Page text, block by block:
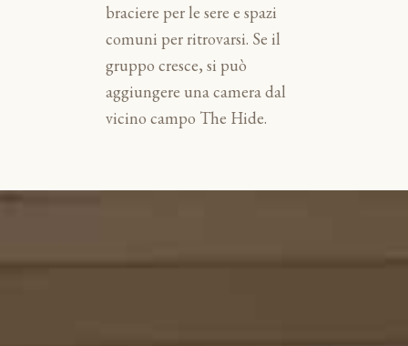
braciere per le sere e spazi
comuni per ritrovarsi. Se il
gruppo cresce, si può
aggiungere una camera dal
vicino campo The Hide.